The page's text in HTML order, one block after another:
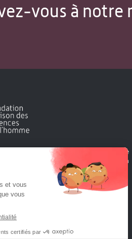
vous à notre
la Fondation Maison Sciences de l'Homme
et la diffusion des connaissances en
et sociales.